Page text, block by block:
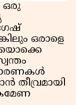
ഒരു
ഒരാളെ
തീവ്രമായി